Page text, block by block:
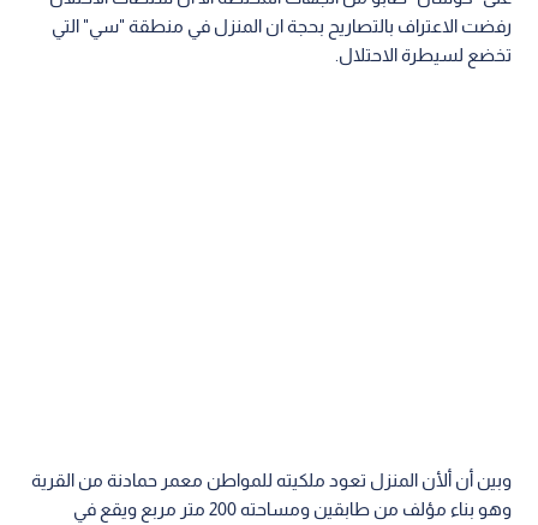
رفضت الاعتراف بالتصاريح بحجة ان المنزل في منطقة "سي" التي
تخضع لسيطرة الاحتلال.
وبين أن ألأن المنزل تعود ملكيته للمواطن معمر حمادنة من القرية
وهو بناء مؤلف من طابقين ومساحته 200 متر مربع ويقع في